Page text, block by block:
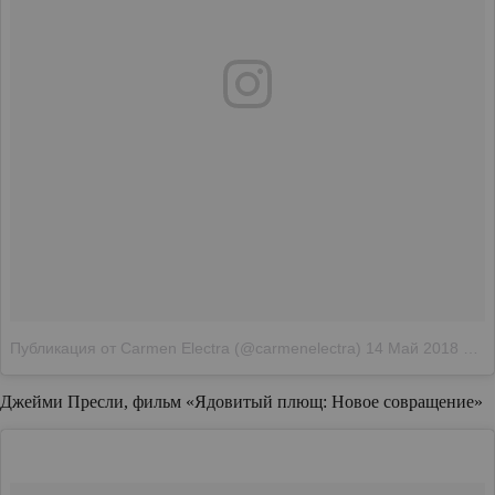
Публикация от Carmen Electra (@carmenelectra) 14 Май 2018 в 4:30 PDT
Джейми Пресли, фильм «Ядовитый плющ: Новое совращение»